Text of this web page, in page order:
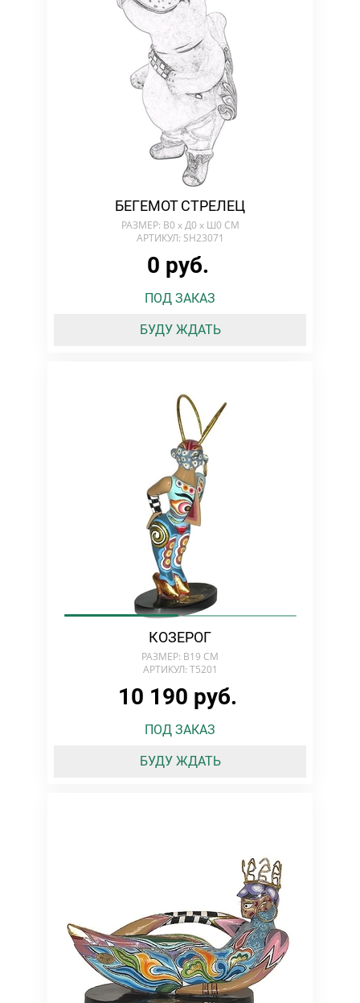
БЕГЕМОТ СТРЕЛЕЦ
РАЗМЕР: В0 х Д0 х Ш0 СМ
АРТИКУЛ: SH23071
0 руб.
ПОД ЗАКАЗ
БУДУ ЖДАТЬ
КОЗЕРОГ
РАЗМЕР: В19 СМ
АРТИКУЛ: T5201
10 190 руб.
ПОД ЗАКАЗ
БУДУ ЖДАТЬ